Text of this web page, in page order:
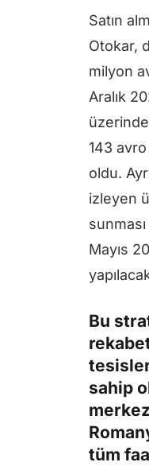
Satın
Otokar,
milyon
Aralık
143
oldu.
izleyen
Mayıs
Bu
sahip
tüm